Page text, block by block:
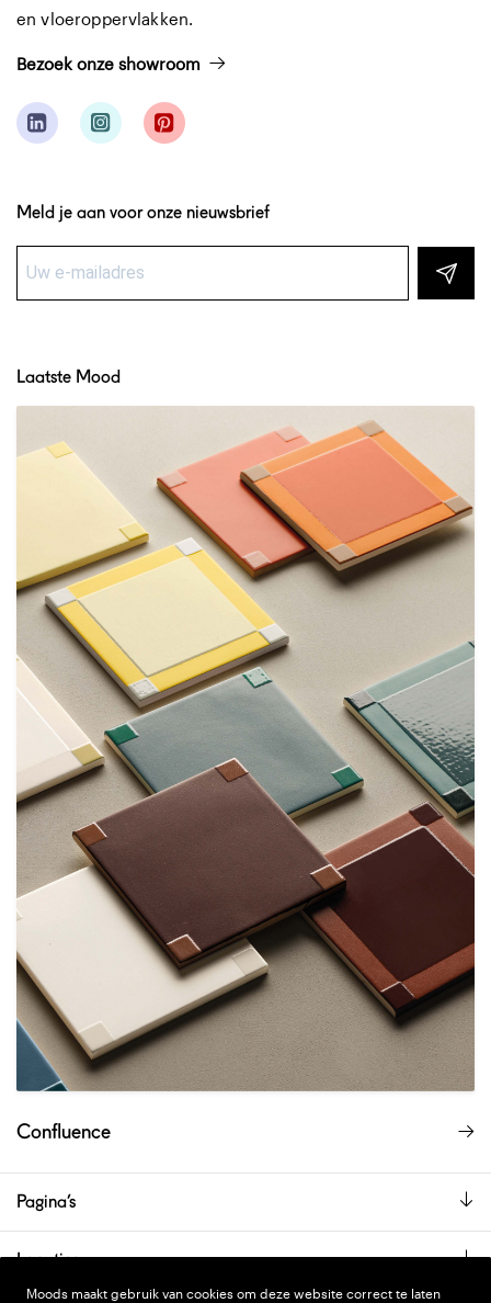
en vloeroppervlakken.
Bezoek onze showroom
Meld je aan voor onze nieuwsbrief
Laatste Mood
Confluence
Pagina’s
Locaties
Moods maakt gebruik van cookies om deze website correct te laten